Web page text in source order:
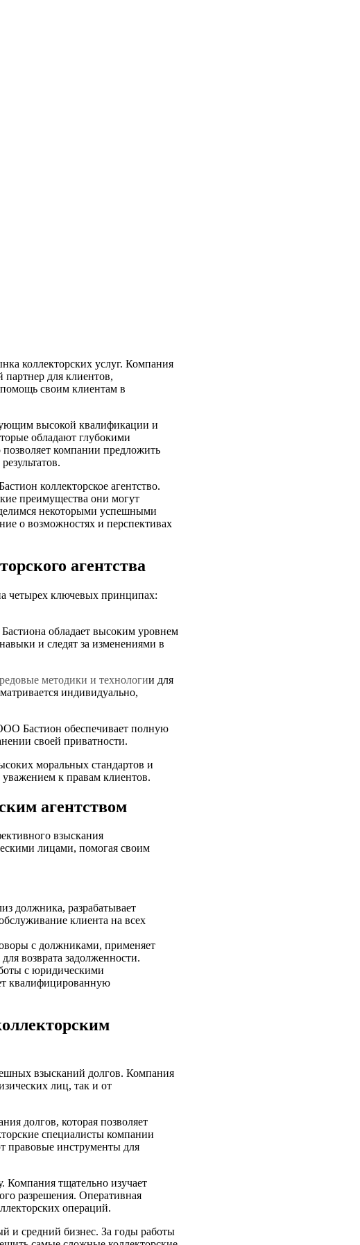
коллекторских услуг. Компания
для клиентов,
своим клиентам в
высокой квалификации и
обладают глубокими
компании предложить
коллекторское агентство.
преимущества они могут
некоторыми успешными
о возможностях и перспективах
агентства
четырех ключевых принципах:
обладает высоким уровнем
и следят за изменениями в
методики и технологии для
индивидуально,
Бастион обеспечивает полную
своей приватности.
моральных стандартов и
уважением к правам клиентов.
агентством
взыскания
лицами, помогая своим
должника, разрабатывает
клиента на всех
с должниками, применяет
возврата задолженности.
с юридическими
квалифицированную
взысканий долгов. Компания
лиц, так и от
долгов, которая позволяет
специалисты компании
правовые инструменты для
Компания тщательно изучает
разрешения. Оперативная
операций.
и средний бизнес. За годы работы